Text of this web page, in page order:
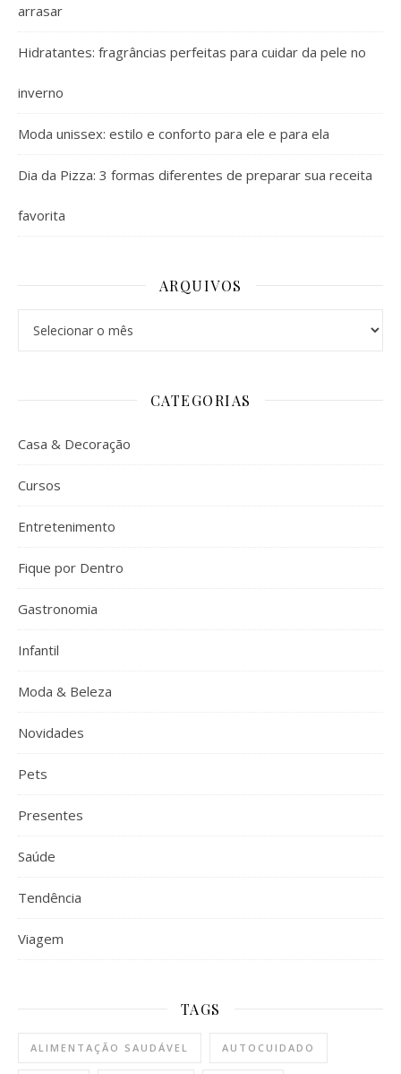
arrasar
Hidratantes: fragrâncias perfeitas para cuidar da pele no
inverno
Moda unissex: estilo e conforto para ele e para ela
Dia da Pizza: 3 formas diferentes de preparar sua receita
favorita
ARQUIVOS
CATEGORIAS
Casa & Decoração
Cursos
Entretenimento
Fique por Dentro
Gastronomia
Infantil
Moda & Beleza
Novidades
Pets
Presentes
Saúde
Tendência
Viagem
TAGS
ALIMENTAÇÃO SAUDÁVEL AUTOCUIDADO